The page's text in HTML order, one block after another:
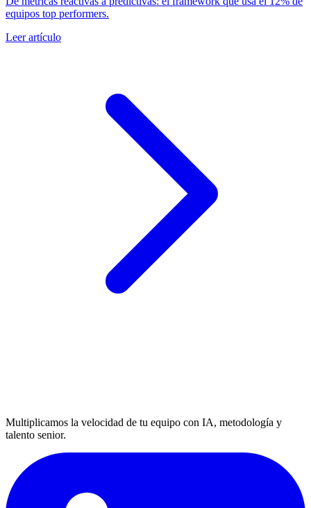
equipos top performers.
Leer artículo
Multiplicamos la velocidad de tu equipo con IA, metodología y
talento senior.